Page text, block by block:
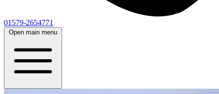
01579-2654771
Open main menu